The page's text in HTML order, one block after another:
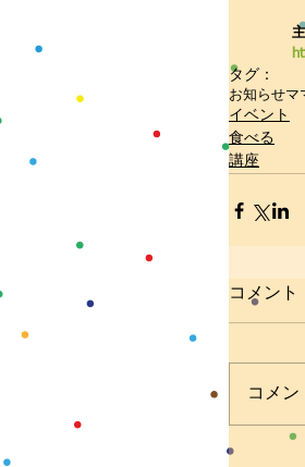
タグ：
お知らせマ
イベント
食べる
講座
コメント
コメ